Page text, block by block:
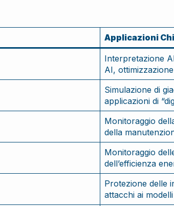
Applicazioni
Interpretazione
AI,
Simulazione di
applicazioni di
Monitoraggio
della
Monitoraggio
dell’efficienza
Protezione delle
attacchi ai